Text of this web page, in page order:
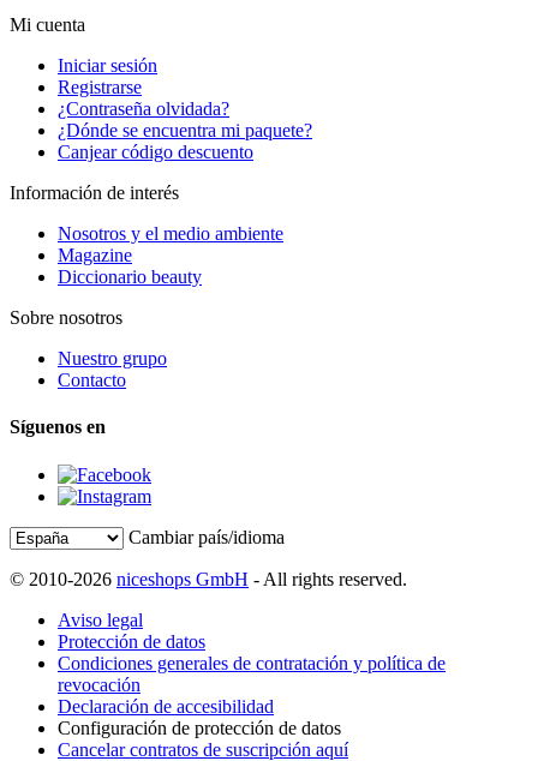
Mi cuenta
Iniciar sesión
Registrarse
¿Contraseña olvidada?
¿Dónde se encuentra mi paquete?
Canjear código descuento
Información de interés
Nosotros y el medio ambiente
Magazine
Diccionario beauty
Sobre nosotros
Nuestro grupo
Contacto
Síguenos en
Cambiar país/idioma
© 2010-2026 niceshops GmbH - All rights reserved.
Aviso legal
Protección de datos
Condiciones generales de contratación y política de
revocación
Declaración de accesibilidad
Configuración de protección de datos
Cancelar contratos de suscripción aquí